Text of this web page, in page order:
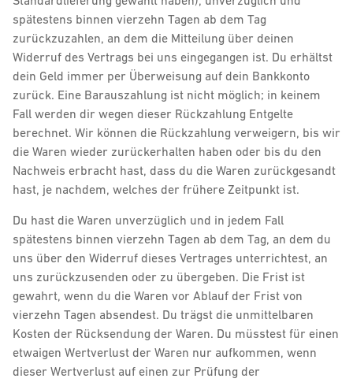
spätestens binnen vierzehn Tagen ab dem Tag
zurückzuzahlen, an dem die Mitteilung über deinen
Widerruf des Vertrags bei uns eingegangen ist. Du erhältst
dein Geld immer per Überweisung auf dein Bankkonto
zurück. Eine Barauszahlung ist nicht möglich; in keinem
Fall werden dir wegen dieser Rückzahlung Entgelte
berechnet. Wir können die Rückzahlung verweigern, bis wir
die Waren wieder zurückerhalten haben oder bis du den
Nachweis erbracht hast, dass du die Waren zurückgesandt
hast, je nachdem, welches der frühere Zeitpunkt ist.
Du hast die Waren unverzüglich und in jedem Fall
spätestens binnen vierzehn Tagen ab dem Tag, an dem du
uns über den Widerruf dieses Vertrages unterrichtest, an
uns zurückzusenden oder zu übergeben. Die Frist ist
gewahrt, wenn du die Waren vor Ablauf der Frist von
vierzehn Tagen absendest. Du trägst die unmittelbaren
Kosten der Rücksendung der Waren. Du müsstest für einen
etwaigen Wertverlust der Waren nur aufkommen, wenn
dieser Wertverlust auf einen zur Prüfung der